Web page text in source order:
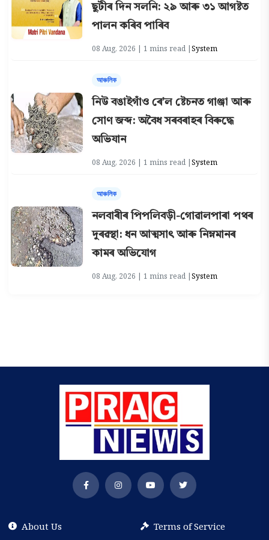
ছুটীৰ দিন সলনি: ২৯ আৰু ৩১ আগষ্টত
পালন কৰিব পাৰিব
08 Aug, 2026 | 1 mins read |System
আঞ্চলিক
নিউ বঙাইগাঁও ৰে’ল ষ্টেচনত গাঞ্জা আৰু
সোণ জব্দ: অবৈধ সৰবৰাহৰ বিৰুদ্ধে
অভিযান
08 Aug, 2026 | 1 mins read |System
আঞ্চলিক
নলবাৰীৰ পিপলিবড়ী-গোৱালপাৰা পথৰ
দুৰৱস্থা: ধন আত্মসাৎ আৰু নিম্নমানৰ
কামৰ অভিযোগ
08 Aug, 2026 | 1 mins read |System
About Us
Terms of Service